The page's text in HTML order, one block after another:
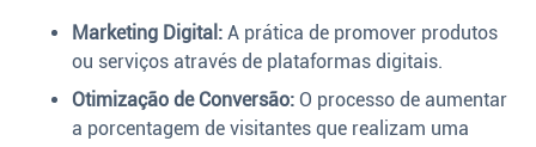
Marketing Digital: A prática de promover produtos
ou serviços através de plataformas digitais.
Otimização de Conversão: O processo de aumentar
a porcentagem de visitantes que realizam uma